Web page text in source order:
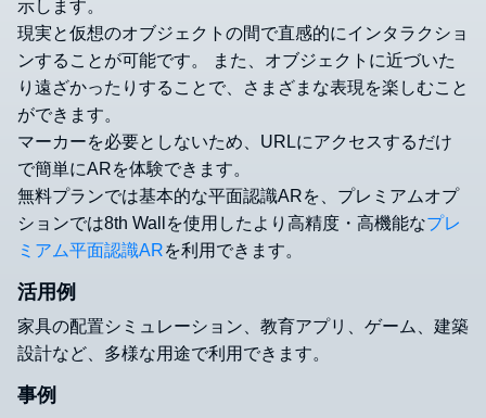
示します。
現実と仮想のオブジェクトの間で直感的にインタラクショ
ンすることが可能です。 また、オブジェクトに近づいた
り遠ざかったりすることで、さまざまな表現を楽しむこと
ができます。
マーカーを必要としないため、URLにアクセスするだけ
で簡単にARを体験できます。
無料プランでは基本的な平面認識ARを、プレミアムオプ
ションでは8th Wallを使用したより高精度・高機能なプレ
ミアム平面認識ARを利用できます。
活用例
家具の配置シミュレーション、教育アプリ、ゲーム、建築
設計など、多様な用途で利用できます。
事例